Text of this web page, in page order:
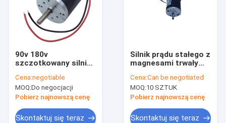
90v 180v
szczotkowany silnik
bieżni 4800 obr./min
Cena:negotiable
MOQ:Do negocjacji
Pobierz najnowszą cenę
Skontaktuj się teraz
Silnik prądu stałego z
magnesami trwałymi
momencie
obrotowym 40 mm
24 V 1000-3000
Cena:Can be negotiated
MOQ:10 SZTUK
Pobierz najnowszą cenę
Skontaktuj się teraz